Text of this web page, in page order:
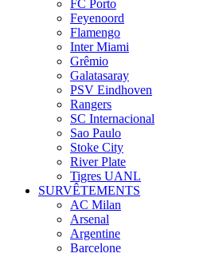
FC Porto
Feyenoord
Flamengo
Inter Miami
Grêmio
Galatasaray
PSV Eindhoven
Rangers
SC Internacional
Sao Paulo
Stoke City
River Plate
Tigres UANL
SURVÊTEMENTS
AC Milan
Arsenal
Argentine
Barcelone